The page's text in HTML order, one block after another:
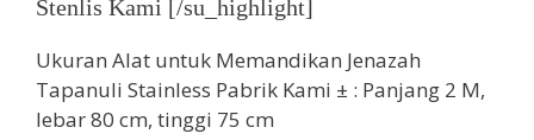
Stenlis Kami [/su_highlight]
Ukuran Alat untuk Memandikan Jenazah
Tapanuli Stainless Pabrik Kami ± : Panjang 2 M,
lebar 80 cm, tinggi 75 cm